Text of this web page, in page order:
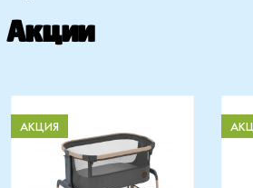
Акции
АКЦИЯ